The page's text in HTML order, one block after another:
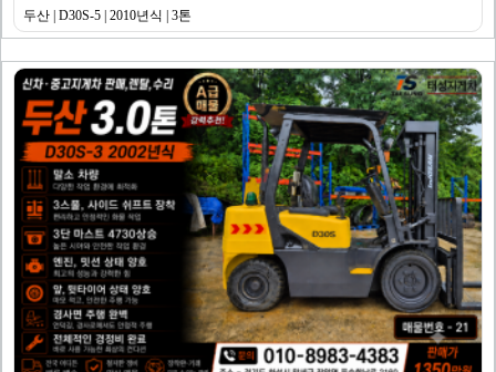
두산 | D30S-5 | 2010년식 | 3톤